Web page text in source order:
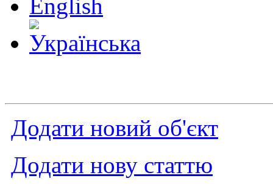
Додати новий об'єкт
Додати нову статтю